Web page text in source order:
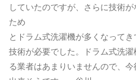
していたのですが、さらに技術
ため
とドラム式洗濯機が多くなって
技術が必要でした。ドラム式洗
る業者はあまりいませんので、